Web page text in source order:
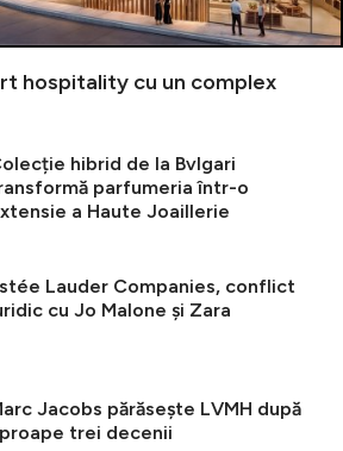
hospitality cu un complex
hibrid de la Bvlgari
parfumeria într-o
a Haute Joaillerie
Lauder Companies, conflict
cu Jo Malone și Zara
Jacobs părăsește LVMH după
trei decenii